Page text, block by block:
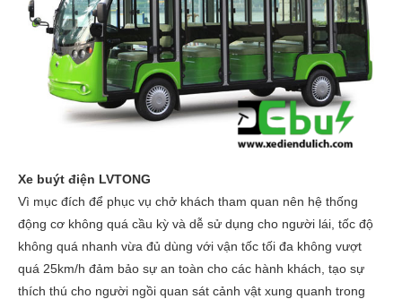
Xe buýt điện LVTONG
Vì mục đích để phục vụ chở khách tham quan nên hệ thống
động cơ không quá cầu kỳ và dễ sử dụng cho người lái, tốc độ
không quá nhanh vừa đủ dùng với vận tốc tối đa không vượt
quá 25km/h đảm bảo sự an toàn cho các hành khách, tạo sự
thích thú cho người ngồi quan sát cảnh vật xung quanh trong